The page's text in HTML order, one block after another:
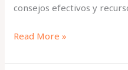
consejos efectivos y
Read More »